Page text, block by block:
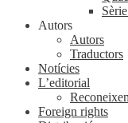
Autors
Autors
Traductors
Notícies
L’editorial
Foreign rights